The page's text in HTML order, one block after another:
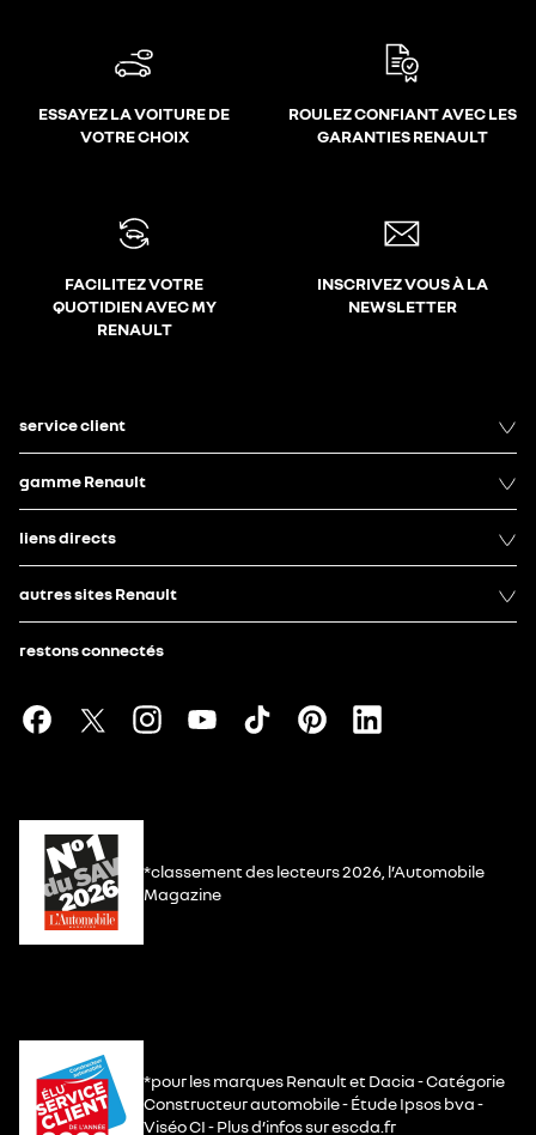
ESSAYEZ LA VOITURE DE
VOTRE CHOIX
ROULEZ CONFIANT AVEC LES
GARANTIES RENAULT
FACILITEZ VOTRE
QUOTIDIEN AVEC MY
RENAULT
INSCRIVEZ VOUS À LA
NEWSLETTER
service client
gamme Renault
liens directs
autres sites Renault
restons connectés
*classement des lecteurs 2026, l’Automobile
Magazine
*pour les marques Renault et Dacia - Catégorie
Constructeur automobile - Étude Ipsos bva -
Viséo CI - Plus d’infos sur escda.fr